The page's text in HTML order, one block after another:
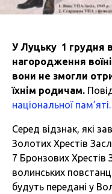
У Луцьку 1 грудня
нагородження
вони не змогли
їхнім родичам.
національної пам’яті.
Серед відзнак, які
Золотих Хрестів
7 Бронзових Хрестів
волинських
будуть передані у